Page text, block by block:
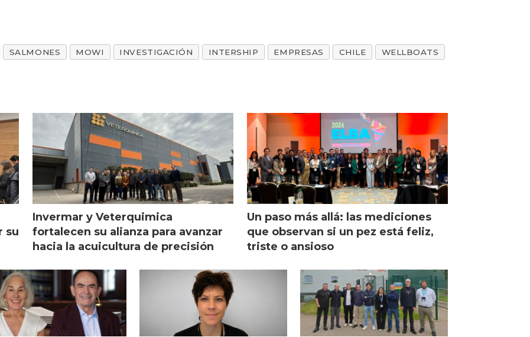
SALMONES MOWI INVESTIGACIÓN INTERSHIP EMPRESAS CHILE
WELLBOATS
su
Invermar y Veterquimica
fortalecen su alianza para avanzar
hacia la acuicultura de precisión
Un paso más allá: las mediciones
que observan si un pez está feliz,
triste o ansioso